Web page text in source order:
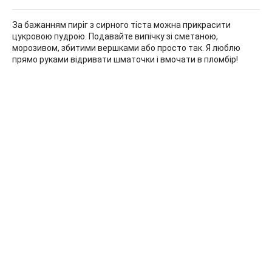
За бажанням пиріг з сирного тіста можна прикрасити
цукровою пудрою. Подавайте випічку зі сметаною,
морозивом, збитими вершками або просто так. Я люблю
прямо руками відривати шматочки і вмочати в пломбір!